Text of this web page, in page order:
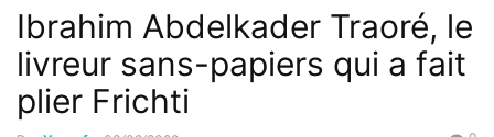
Ibrahim Abdelkader Traoré, le
livreur sans-papiers qui a fait
plier Frichti